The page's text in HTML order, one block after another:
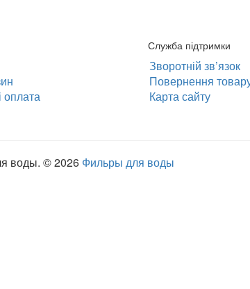
оплата
Служба підтримки
Зворотній зв’язок
Повернення товару
Карта сайту
воды. © 2026 Фильры для воды